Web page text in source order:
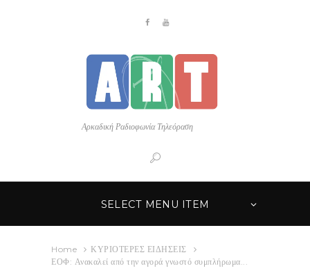
Αρκαδική Ραδιοφωνία Τηλεόραση
SELECT MENU ITEM
Home
ΚΥΡΙΟΤΕΡΕΣ ΕΙΔΗΣΕΙΣ
ΕΟΦ: Ανακαλεί από την αγορά γνωστό συμπλήρωμα...